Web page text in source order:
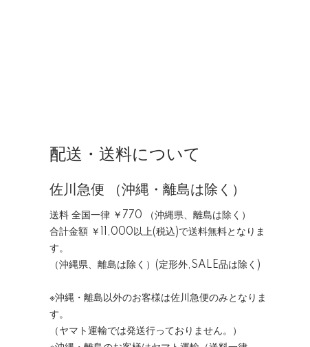
配送・送料について
佐川急便 （沖縄・離島は除く）
送料 全国一律 ￥770 （沖縄県、離島は除く）
合計金額 ￥11,000以上(税込)で送料無料となりま
す。
（沖縄県、離島は除く）(定形外,SALE品は除く)
※沖縄・離島以外のお客様は佐川急便のみとなりま
す。
（ヤマト運輸では発送行っておりません。）